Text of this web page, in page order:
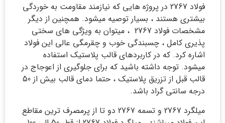
فولاد 2767 در پروژه هایی که نیازمند مقاومت به خوردگی
بیشتری هستند ، بسیار توصیه میشود. همچنین از دیگر
مشخصات فولاد 2767 ، میتوان به ویژگی های سختی
پذیری کامل ، چسبندگی خوب و چقرمگی عالی این فولاد
اشاره کرد. که در کاربردهای قالب پلاستیک استفاده
میشود. توجه داشته باشید که برای جلوگیری از اعوجاج در
قالب قبل از تزریق پلاستیک ، حتما دمای قالب بیش از 50
درجه سانتی گراد باشد.
میلگرد 2767 و تسمه 2767 دو تا از پرمصرف ترین مقاطع